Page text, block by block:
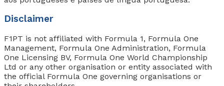
Disclaimer
F1PT is not affiliated with Formula 1, Formula One
Management, Formula One Administration, Formula
One Licensing BV, Formula One World Championship
Ltd or any other organisation or entity associated with
the official Formula One governing organisations or